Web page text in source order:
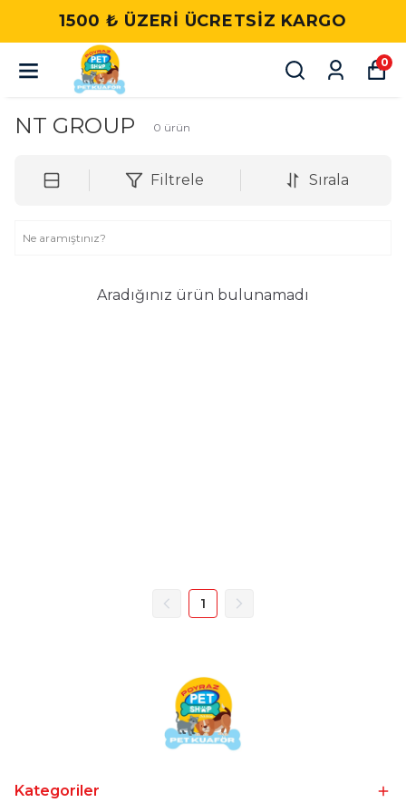
1500 ₺ ÜZERI ÜCRETSIZ KARGO
0
NT GROUP 0 ürün
Filtrele Sırala
Aradığınız ürün bulunamadı
1
Kategoriler